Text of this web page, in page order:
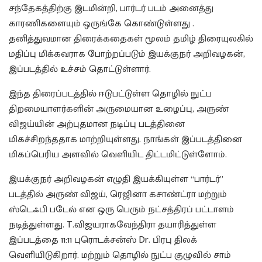
சந்தேகத்திற்கு இடமின்றி, பார்டர் படம் அனைத்து
காரணிகளையும் ஒருங்கே கொண்டுள்ளது .
தனித்துவமான திரைக்கதைகள் மூலம் தமிழ் திரையுலகில்
மதிப்பு மிக்கவராக போற்றப்படும் இயக்குநர் அறிவழகன்,
இப்படத்தில் உச்சம் தொட்டுள்ளார்.
இந்த திரைப்படத்தில் ஈடுபட்டுள்ள தொழில் நுட்ப
திறமையாளர்களின் அருமையான உழைப்பு, அருண்
விஜய்யின் அற்புதமான நடிப்பு படத்தினை
மிகச்சிறந்ததாக மாற்றியுள்ளது. நாங்கள் இப்படத்தினை
மிகப்பெரிய அளவில் வெளியிட திட்டமிட்டுள்ளோம்.
இயக்குநர் அறிவழகன் எழுதி இயக்கியுள்ள “பார்டர்”
படத்தில் அருண் விஜய், ரெஜினா கசாண்ட்ரா மற்றும்
ஸ்டெஃபி படேல் என ஒரு பெரும் நட்சத்திரப் பட்டாளம்
நடித்துள்ளது. T.விஜயராகவேந்திரா தயாரித்துள்ள
இப்படத்தை 11:11 புரொடக்சன்ஸ் Dr. பிரபு திலக்
வெளியிடுகிறார். மற்றும் தொழில் நுட்ப குழுவில் சாம்